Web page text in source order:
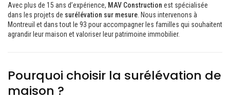
Avec plus de 15 ans d’expérience, MAV Construction est spécialisée
dans les projets de surélévation sur mesure . Nous intervenons à
Montreuil et dans tout le 93 pour accompagner les familles qui souhaitent
agrandir leur maison et valoriser leur patrimoine immobilier.
Pourquoi choisir la surélévation de
maison ?